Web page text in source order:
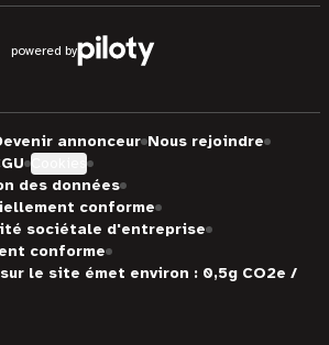
powered by
annonceur Nous rejoindre
des données
conforme
sociétale d'entreprise
conforme
le site émet environ : 0,5g CO2e /